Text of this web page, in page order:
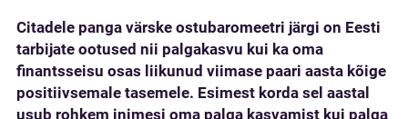
Citadele panga värske ostubaromeetri järgi on Eesti
tarbijate ootused nii palgakasvu kui ka oma
finantsseisu osas liikunud viimase paari aasta kõige
positiivsemale tasemele. Esimest korda sel aastal
usub rohkem inimesi oma palga kasvamist kui palga